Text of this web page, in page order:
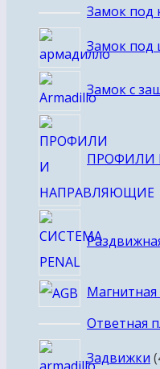
Замок под
Замок под
Замок с
ПРОФИЛИ
Магнитная
Ответная
Задвижки